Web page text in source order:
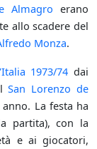
Almagro erano
allo scadere del
Monza.
1973/74 dai
San Lorenzo de
La festa ha
partita), con la
e ai giocatori,